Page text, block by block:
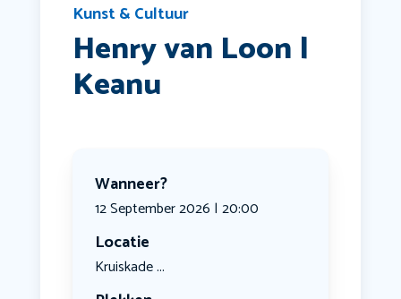
Kunst & Cultuur
Henry van Loon |
Keanu
Wanneer?
12 September 2026 | 20:00
Locatie
Kruiskade ...